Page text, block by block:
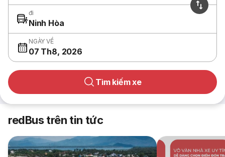
đi
Ninh Hòa
NGÀY VỀ
07 Th8, 2026
Tìm kiếm xe
redBus trên tin tức